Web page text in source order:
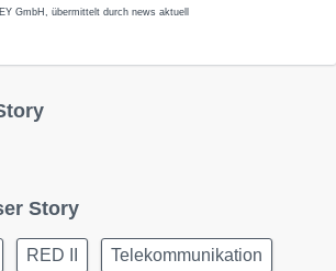
GmbH, übermittelt durch news aktuell
Story
RED II Telekommunikation